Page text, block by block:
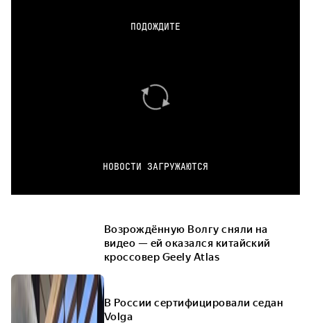
ПОДОЖДИТЕ
НОВОСТИ ЗАГРУЖАЮТСЯ
Возрождённую Волгу сняли на
видео — ей оказался китайский
кроссовер Geely Atlas
В России сертифицировали седан
Volga